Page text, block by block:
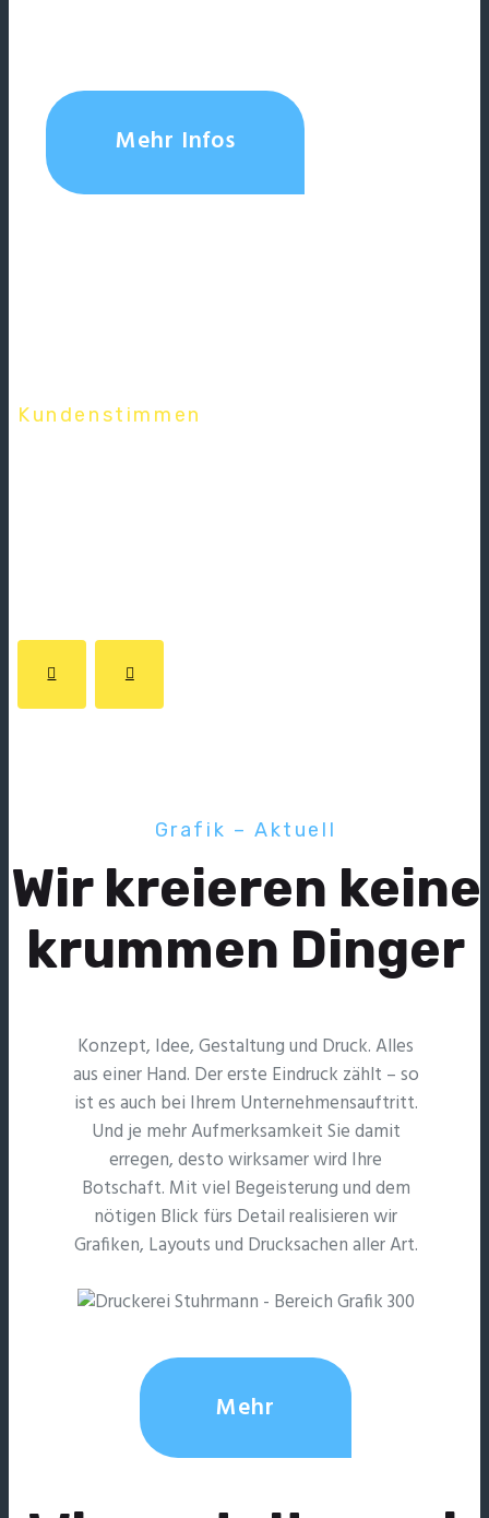
Mehr Infos
Kundenstimmen
Grafik – Aktuell
Wir kreieren keine
krummen Dinger
Konzept, Idee, Gestaltung und Druck. Alles
aus einer Hand. Der erste Eindruck zählt – so
ist es auch bei Ihrem Unternehmensauftritt.
Und je mehr Aufmerksamkeit Sie damit
erregen, desto wirksamer wird Ihre
Botschaft. Mit viel Begeisterung und dem
nötigen Blick fürs Detail realisieren wir
Grafiken, Layouts und Drucksachen aller Art.
Mehr